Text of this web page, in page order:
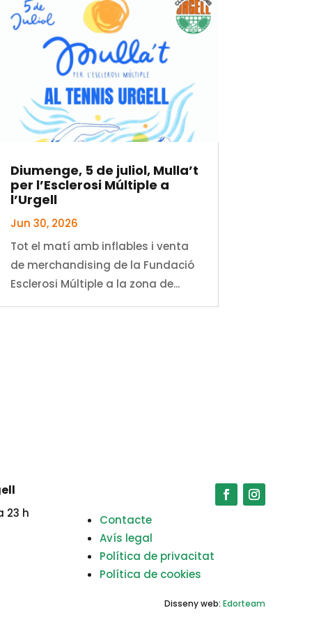
Diumenge, 5 de juliol, Mulla’t
per l’Esclerosi Múltiple a
l’Urgell
Jun 30, 2026
Tot el matí amb inflables i venta
de merchandising de la Fundació
Esclerosi Múltiple a la zona de...
23 h
Contacte
Avís legal
Política de privacitat
Política de cookies
Disseny web: Edorteam